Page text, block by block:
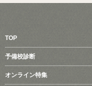
TOP
予備校診断
オンライン特集